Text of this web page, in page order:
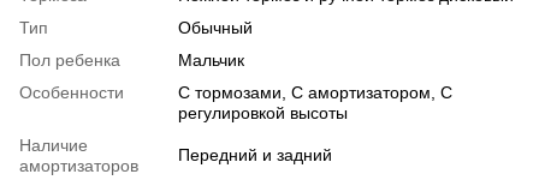
Тип
Обычный
Пол ребенка
Мальчик
Особенности
С тормозами, С амортизатором, С
регулировкой высоты
Наличие
амортизаторов
Передний и задний